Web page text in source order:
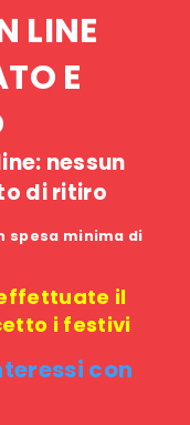
LINE
E
nessun
di ritiro
spesa minima di
il
i festivi
con